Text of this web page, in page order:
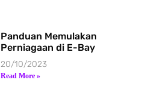
Panduan Memulakan
Perniagaan di E-Bay
20/10/2023
Read More »